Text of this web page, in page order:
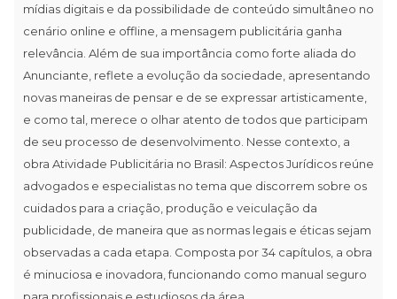
mídias digitais e da possibilidade de conteúdo simultâneo no
cenário online e offline, a mensagem publicitária ganha
relevância. Além de sua importância como forte aliada do
Anunciante, reflete a evolução da sociedade, apresentando
novas maneiras de pensar e de se expressar artisticamente,
e como tal, merece o olhar atento de todos que participam
de seu processo de desenvolvimento. Nesse contexto, a
obra Atividade Publicitária no Brasil: Aspectos Jurídicos reúne
advogados e especialistas no tema que discorrem sobre os
cuidados para a criação, produção e veiculação da
publicidade, de maneira que as normas legais e éticas sejam
observadas a cada etapa. Composta por 34 capítulos, a obra
é minuciosa e inovadora, funcionando como manual seguro
para profissionais e estudiosos da área.